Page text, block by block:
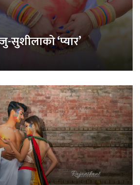
सुशीलाको ‘प्यार’